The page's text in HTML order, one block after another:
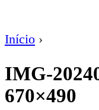
Início ›
IMG-
670×490